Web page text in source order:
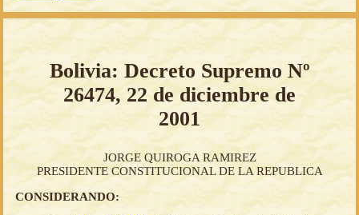
Bolivia: Decreto Supremo Nº
26474, 22 de diciembre de
2001
JORGE QUIROGA RAMIREZ
PRESIDENTE CONSTITUCIONAL DE LA REPUBLICA
CONSIDERANDO: